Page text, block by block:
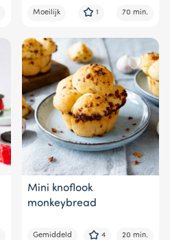
Moeilijk 1 70 min.
Mini knoflook
monkeybread
Gemiddeld 4 20 min.